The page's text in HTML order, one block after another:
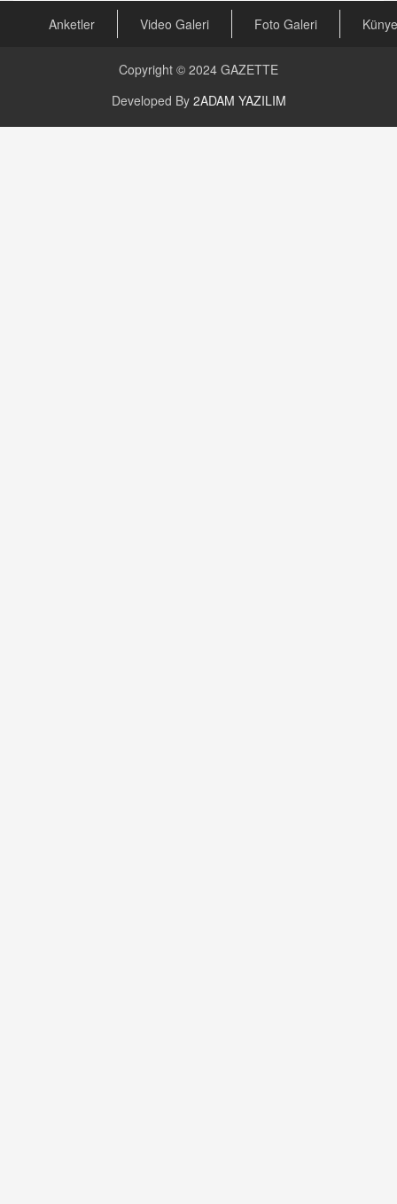
23.09.2023 16:30
CAN UĞURATEŞ
Değişen yapısıyla Suriye
16.12.2024 14:16
GÜNLÜK BURÇ YORUMU
Anketler Video Galeri Foto Galeri Künye
Copyright © 2024 GAZETTE
Developed By 2ADAM YAZILIM